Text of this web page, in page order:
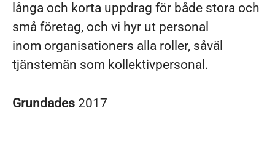
långa och korta uppdrag för både stora och
små företag, och vi hyr ut personal
inom organisationers alla roller, såväl
tjänstemän som kollektivpersonal.
Grundades 2017